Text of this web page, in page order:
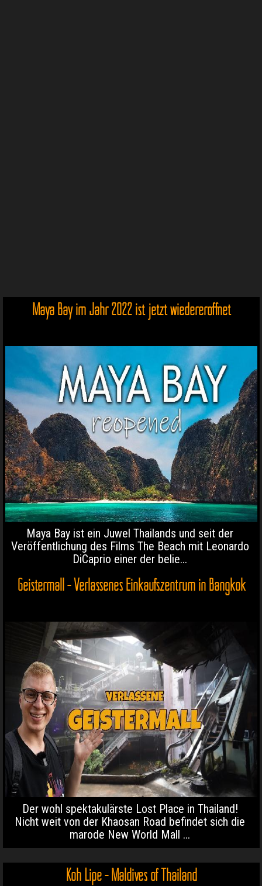
Maya Bay im Jahr 2022 ist jetzt wiedereröffnet
Maya Bay ist ein Juwel Thailands und seit der
Veröffentlichung des Films The Beach mit Leonardo
DiCaprio einer der belie...
Geistermall - Verlassenes Einkaufszentrum in Bangkok
Der wohl spektakulärste Lost Place in Thailand!
Nicht weit von der Khaosan Road befindet sich die
marode New World Mall ...
Koh Lipe - Maldives of Thailand